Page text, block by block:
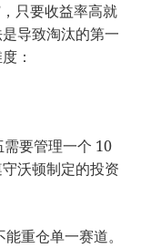
只要收益率高就
导致淘汰的第一
：
要管理一个 10
沃顿制定的投资
重仓单一赛道。